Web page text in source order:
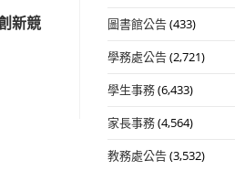
新競
圖書館公告(433)
學務處公告(2,721)
學生事務(6,433)
家長事務(4,564)
教務處公告(3,532)